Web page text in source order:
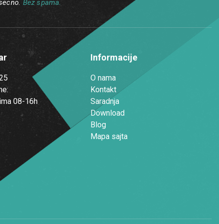
Bez spama.
08-16h
Informacije
O nama
Kontakt
Saradnja
Download
Blog
Mapa sajta